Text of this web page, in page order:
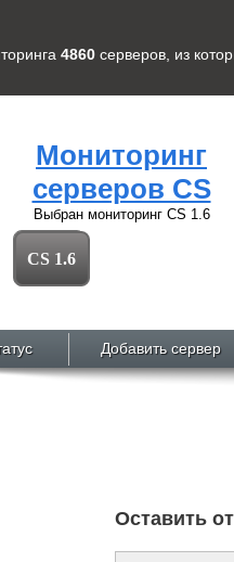
4860 серверов , из
Мониторинг
серверов CS
Выбран мониторинг CS 1.6
CS 1.6
Добавить сервер
Оставить